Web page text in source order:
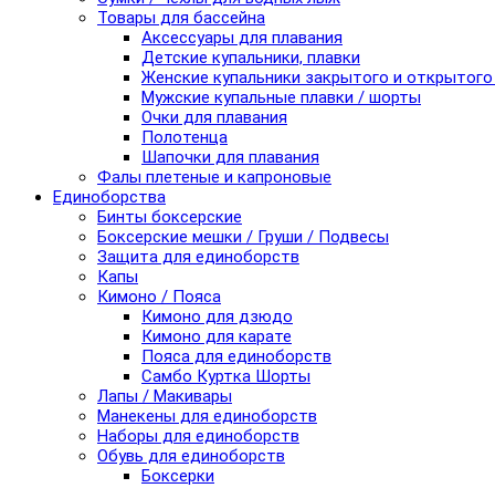
Товары для бассейна
Аксессуары для плавания
Детские купальники, плавки
Женские купальники закрытого и
Мужские купальные плавки / шорты
Очки для плавания
Полотенца
Шапочки для плавания
Фалы плетеные и капроновые
Единоборства
Бинты боксерские
Боксерские мешки / Груши / Подвесы
Защита для единоборств
Капы
Кимоно / Пояса
Кимоно для дзюдо
Кимоно для карате
Пояса для единоборств
Самбо Куртка Шорты
Лапы / Макивары
Манекены для единоборств
Наборы для единоборств
Обувь для единоборств
Боксерки